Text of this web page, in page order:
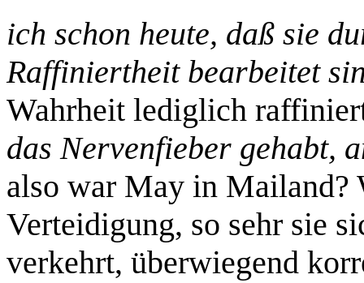
ich schon heute, daß sie
Raffiniertheit bearbeitet
Wahrheit lediglich
das Nervenfieber gehabt,
also war May in Mailand?
Verteidigung, so sehr sie
verkehrt, überwiegend